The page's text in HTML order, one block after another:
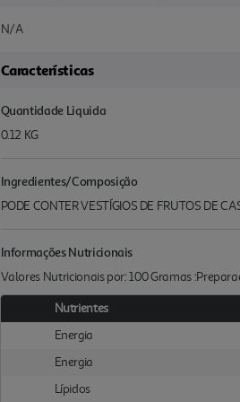
N/A
Características
Quantidade Liquida
0.12 KG
Ingredientes/Composição
PODE CONTER VESTÍGIOS DE FRUTOS DE
Informações Nutricionais
Valores Nutricionais por: 100 Gramas
Nutrientes
Energia
Energia
Lípidos